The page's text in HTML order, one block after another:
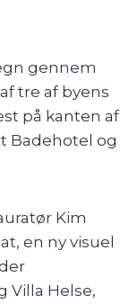
gennem
tre af byens
på kanten af
Badehotel og
Kim
en ny visuel
Villa Helse,